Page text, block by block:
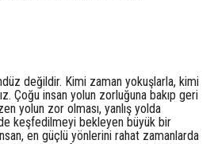
değildir. Kimi zaman yokuşlarla, kimi
Çoğu insan yolun zorluğuna bakıp geri
yolun zor olması, yanlış yolda
keşfedilmeyi bekleyen büyük bir
en güçlü yönlerini rahat zamanlarda